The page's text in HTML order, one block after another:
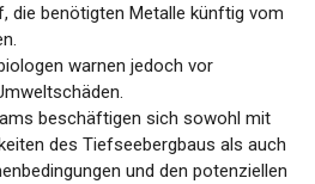
die benötigten Metalle künftig vom
warnen jedoch vor
beschäftigen sich sowohl mit
des Tiefseebergbaus als auch
und den potenziellen